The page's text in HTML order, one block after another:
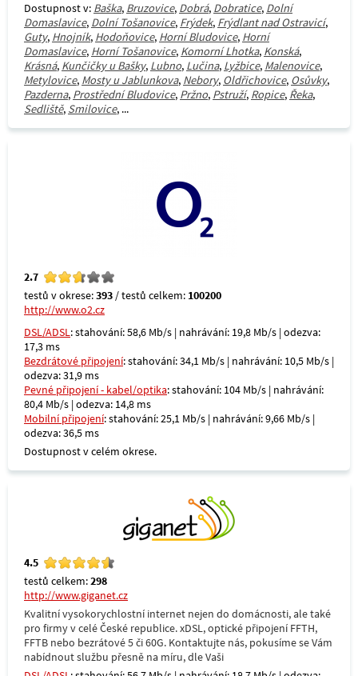
Dostupnost v: Baška, Bruzovice, Dobrá, Dobratice, Dolní
Domaslavice, Dolní Tošanovice, Frýdek, Frýdlant nad Ostravicí,
Guty, Hnojník, Hodoňovice, Horní Bludovice, Horní
Domaslavice, Horní Tošanovice, Komorní Lhotka, Konská,
Krásná, Kunčičky u Bašky, Lubno, Lučina, Lyžbice, Malenovice,
Metylovice, Mosty u Jablunkova, Nebory, Oldřichovice, Osůvky,
Pazderna, Prostřední Bludovice, Pržno, Pstruží, Ropice, Řeka,
Sedliště, Smilovice, ...
2.7
testů v okrese:393 / testů celkem: 100200
http://www.o2.cz
DSL/ADSL: stahování: 58,6 Mb/s | nahrávání: 19,8 Mb/s | odezva:
17,3 ms
Bezdrátové připojení: stahování: 34,1 Mb/s | nahrávání: 10,5 Mb/s |
odezva: 31,9 ms
Pevné připojení - kabel/optika: stahování: 104 Mb/s | nahrávání:
80,4 Mb/s | odezva: 14,8 ms
Mobilní připojení: stahování: 25,1 Mb/s | nahrávání: 9,66 Mb/s |
odezva: 36,5 ms
Dostupnost v celém okrese.
4.5
testů celkem:298
http://www.giganet.cz
Kvalitní vysokorychlostní internet nejen do domácnosti, ale také
pro firmy v celé České republice. xDSL, optické připojení FFTH,
FFTB nebo bezrátové 5 či 60G. Kontaktujte nás, pokusíme se Vám
nabídnout službu přesně na míru, dle Vaši